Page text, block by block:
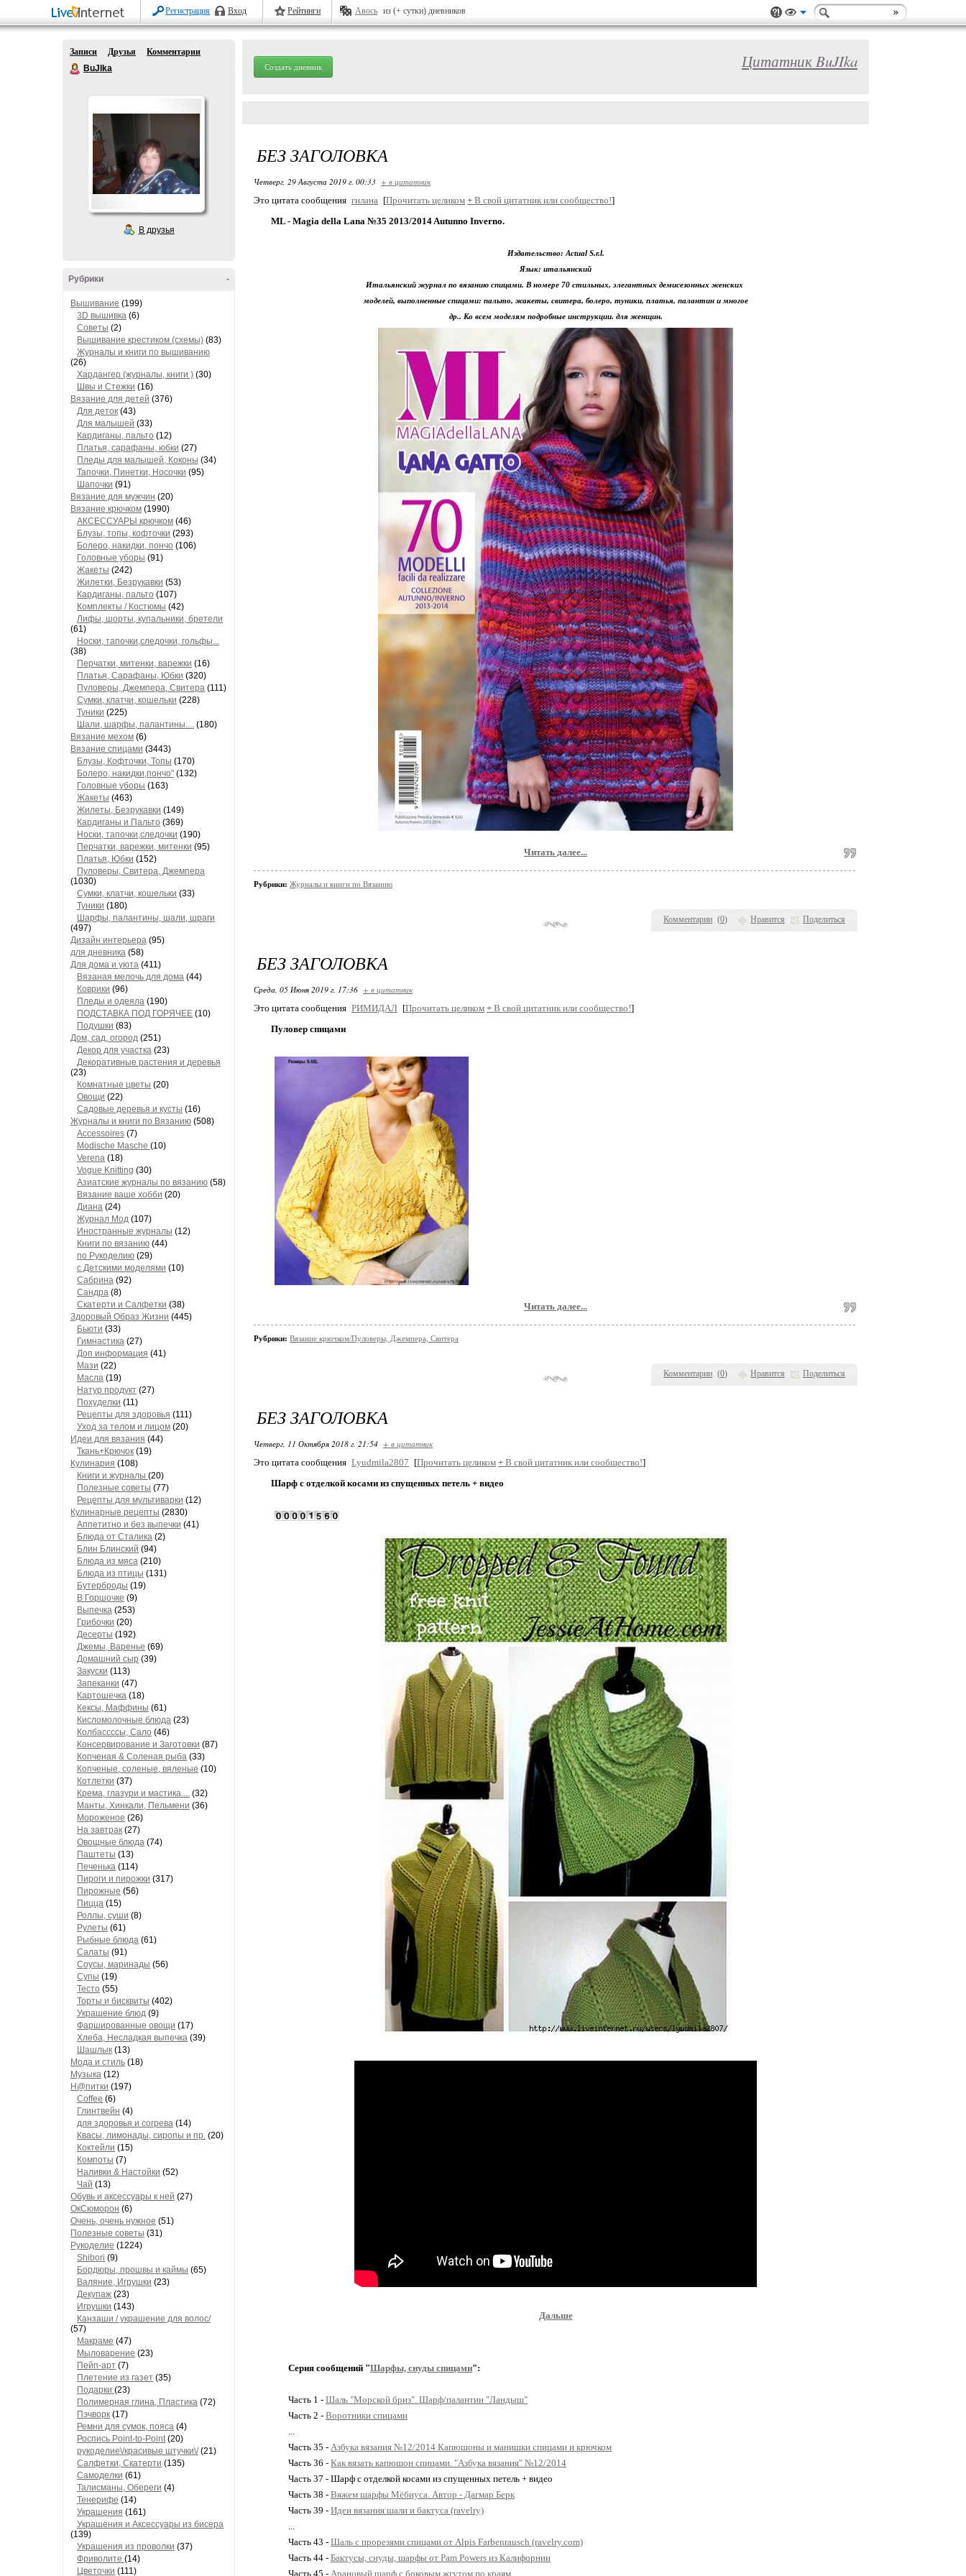
Регистрация Вход Рейтинги Авось из (+ сутки) дневников
Записи Друзья
Комментарии
BuJIka
В друзья
-
Рубрики
Вышивание (199)
3D вышивка (6)
Советы (2)
Вышивание крестиком (схемы) (83)
Журналы и книги по вышиванию
(26)
Хардангер (журналы, книги ) (30)
Швы и Стежки (16)
Вязание для детей (376)
Для деток (43)
Для малышей (33)
Кардиганы, пальто (12)
Платья, сарафаны, юбки (27)
Пледы для малышей, Коконы (34)
Тапочки, Пинетки, Носочки (95)
Шапочки (91)
Вязание для мужчин (20)
Вязание крючком (1990)
АКСЕССУАРЫ крючком (46)
Блузы, топы, кофточки (293)
Болеро, накидки, пончо (106)
Головные уборы (91)
Жакеты (242)
Жилетки, Безрукавки (53)
Кардиганы, пальто (107)
Комплекты / Костюмы (42)
Лифы, шорты, купальники, бретели
(61)
Носки, тапочки,следочки, гольфы...
(38)
Перчатки, митенки, варежки (16)
Платья, Сарафаны, Юбки (320)
Пуловеры, Джемпера, Свитера (111)
Сумки, клатчи, кошельки (228)
Туники (225)
Шали, шарфы, палантины.... (180)
Вязание мехом (6)
Вязание спицами (3443)
Блузы, Кофточки, Топы (170)
Болеро, накидки,пончо" (132)
Головные уборы (163)
Жакеты (463)
Жилеты, Безрукавки (149)
Кардиганы и Пальто (369)
Носки, тапочки,следочки (190)
Перчатки, варежки, митенки (95)
Платья, Юбки (152)
Пуловеры, Свитера, Джемпера
(1030)
Сумки, клатчи, кошельки (33)
Туники (180)
Шарфы, палантины, шали, шраги
(497)
Дизайн интерьера (95)
для дневника (58)
Для дома и уюта (411)
Вязаная мелочь для дома (44)
Коврики (96)
Пледы и одеяла (190)
ПОДСТАВКА ПОД ГОРЯЧЕЕ (10)
Подушки (83)
Дом, сад, огород (251)
Декор для участка (23)
Декоративные растения и деревья
(23)
Комнатные цветы (20)
Овощи (22)
Садовые деревья и кусты (16)
Журналы и книги по Вязанию (508)
Accessoires (7)
Modische Masche (10)
Verena (18)
Vogue Knitting (30)
Азиатские журналы по вязанию (58)
Вязание ваше хобби (20)
Диана (24)
Журнал Мод (107)
Иностранные журналы (12)
Книги по вязанию (44)
по Рукоделию (29)
с Детскими моделями (10)
Сабрина (92)
Сандра (8)
Скатерти и Салфетки (38)
Здоровый Образ Жизни (445)
Бьюти (33)
Гимнастика (27)
Доп информация (41)
Мази (22)
Масла (19)
Натур продукт (27)
Похуделки (11)
Рецепты для здоровья (111)
Уход за телом и лицом (20)
Идеи для вязания (44)
Ткань+Крючок (19)
Кулинария (108)
Книги и журналы (20)
Полезные советы (77)
Рецепты для мультиварки (12)
Кулинарные рецепты (2830)
Аппетитно и без выпечки (41)
Блюда от Сталика (2)
Блин Блинский (94)
Блюда из мяса (210)
Блюда из птицы (131)
Бутерброды (19)
В Горшочке (9)
Выпечка (253)
Грибочки (20)
Десерты (192)
Джемы, Варенье (69)
Домашний сыр (39)
Закуски (113)
Запеканки (47)
Картошечка (18)
Кексы, Маффины (61)
Кисломолочные блюда (23)
Колбассссы, Сало (46)
Консервирование и Заготовки (87)
Копченая & Соленая рыба (33)
Копченые, соленые, вяленые (10)
Котлетки (37)
Крема, глазури и мастика.... (32)
Манты, Хинкали, Пельмени (36)
Мороженое (26)
На завтрак (27)
Овощные блюда (74)
Паштеты (13)
Печенька (114)
Пироги и пирожки (317)
Пирожные (56)
Пицца (15)
Роллы, суши (8)
Рулеты (61)
Рыбные блюда (61)
Салаты (91)
Соусы, маринады (56)
Супы (19)
Тесто (55)
Торты и бисквиты (402)
Украшение блюд (9)
Фаршированные овощи (17)
Хлеба, Несладкая выпечка (39)
Шашлык (13)
Мода и стиль (18)
Музыка (12)
Н@питки (197)
Coffee (6)
Глинтвейн (4)
для здоровья и согрева (14)
Квасы, лимонады, сиропы и пр. (20)
Коктейли (15)
Компоты (7)
Наливки & Настойки (52)
Чай (13)
Обувь и аксессуары к ней (27)
ОкСюморон (6)
Очень, очень нужное (51)
Полезные советы (31)
Рукоделие (1224)
Shibori (9)
Бордюры, прошвы и каймы (65)
Валяние, Игрушки (23)
Декупаж (23)
Игрушки (143)
Канзаши / украшение для волос/
(57)
Макраме (47)
Мыловарение (23)
Пейп-арт (7)
Плетение из газет (35)
Подарки (23)
Полимерная глина, Пластика (72)
Пэчворк (17)
Ремни для сумок, пояса (4)
Роспись Point-to-Point(20)
рукоделиe\/красивые штучки\/(21)
Салфетки, Скатерти (135)
Самоделки (61)
Талисманы, Обереги (4)
Тенерифе (14)
Украшения (161)
Украшения и Аксессуары из бисера
(139)
Украшения из проволки (37)
Фриволите (14)
Цветочки (111)
Создать дневник Цитатник BuJIka
Комментарии (0) Нравится Поделиться
БЕЗ ЗАГОЛОВКА
Четверг, 29 Августа 2019 г. 00:33 + в цитатник
Это цитата сообщения гилана [Прочитать целиком + В свой цитатник или сообщество!]
ML - Magia della Lana №35 2013/2014 Autunno Inverno.
Издательство: Actual S.r.l.
Язык: итальянский
Итальянский журнал по вязанию спицами. В номере 70 стильных, элегантных демисезонных женских
моделей, выполненные спицами: пальто, жакеты, свитера, болеро, туники, платья, палантин и многое
др.. Ко всем моделям подробные инструкции. для женщин.
Читать далее...
Рубрики: Журналы и книги по Вязанию
Комментарии (0) Нравится Поделиться
БЕЗ ЗАГОЛОВКА
Среда, 05 Июня 2019 г. 17:36 + в цитатник
Это цитата сообщения РИМИДАЛ [Прочитать целиком + В свой цитатник или сообщество!]
Пуловер спицами
Читать далее...
Рубрики: Вязание крючком/Пуловеры, Джемпера, Свитера
БЕЗ ЗАГОЛОВКА
Четверг, 11 Октября 2018 г. 21:54 + в цитатник
Это цитата сообщения Lyudmila2807 [Прочитать целиком + В свой цитатник или сообщество!]
Шарф с отделкой косами из спущенных петель + видео
Дальше
Серия сообщений "Шарфы, снуды спицами":
Часть 1 - Шаль "Морской бриз". Шарф/палантин "Ландыш"
Часть 2 - Воротники спицами
...
Часть 35 - Азбука вязания №12/2014 Капюшоны и манишки спицами и крючком
Часть 36 - Как вязать капюшон спицами. "Азбука вязания" №12/2014
Часть 37 - Шарф с отделкой косами из спущенных петель + видео
Часть 38 - Вяжем шарфы Мёбиуса. Автор - Дагмар Берк
Часть 39 - Идеи вязания шали и бактуса (ravelry)
...
Часть 43 - Шаль с прорезями спицами от Alpis Farbenrausch (ravelry.com)
Часть 44 - Бактусы, снуды, шарфы от Pam Powers из Калифорнии
Часть 45 - Арановый шарф с боковым жгутом по краям